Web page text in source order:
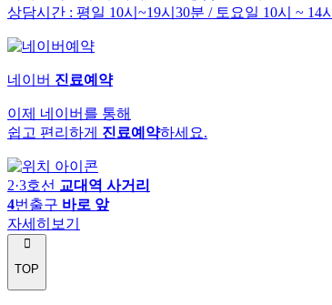
상담시간 : 평일 10시~19시30분 / 토요일 10시 ~ 14시
네이버 진료예약
이제 네이버를 통해
쉽고 편리하게 진료예약하세요.
2·3호선 교대역 사거리
4번출구 바로 앞
자세히보기
TOP